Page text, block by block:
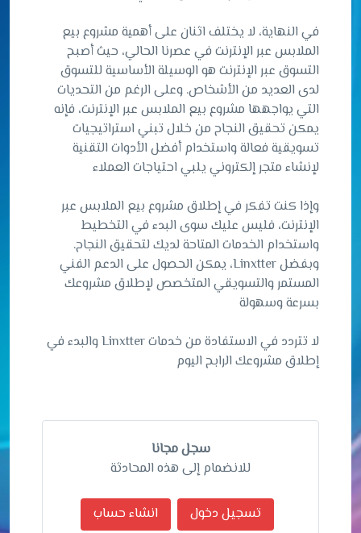
في النهاية، لا يختلف اثنان على أهمية مشروع بيع
الملابس عبر الإنترنت في عصرنا الحالي، حيث أصبح
التسوق عبر الإنترنت هو الوسيلة الأساسية للتسوق
لدى العديد من الأشخاص. وعلى الرغم من التحديات
التي يواجهها مشروع بيع الملابس عبر الإنترنت، فإنه
يمكن تحقيق النجاح من خلال تبني استراتيجيات
تسويقية فعالة واستخدام أفضل الأدوات التقنية
لإنشاء متجر إلكتروني يلبي احتياجات العملاء
وإذا كنت تفكر في إطلاق مشروع بيع الملابس عبر
الإنترنت، فليس عليك سوى البدء في التخطيط
واستخدام الخدمات المتاحة لديك لتحقيق النجاح.
وبفضل Linxtter، يمكن الحصول على الدعم الفني
المستمر والتسويقي المتخصص لإطلاق مشروعك
بسرعة وسهولة
لا تتردد في الاستفادة من خدمات Linxtter والبدء في
إطلاق مشروعك الرابح اليوم
سجل مجانا
للانضمام إلى هذه المحادثة
تسجيل دخول انشاء حساب